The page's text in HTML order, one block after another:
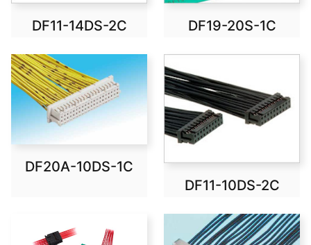
DF11-14DS-2C DF19-20S-1C
DF20A-10DS-1C
DF11-10DS-2C